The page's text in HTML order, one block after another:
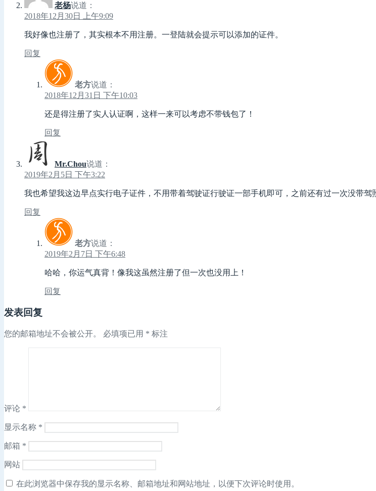
老杨说道：
2018年12月30日 上午9:09
我好像也注册了，其实根本不用注册。一登陆就会提示可以添加的证件。
回复
老方说道：
2018年12月31日 下午10:03
还是得注册了实人认证啊，这样一来可以考虑不带钱包了！
回复
Mr.Chou说道：
2019年2月5日 下午3:22
我也希望我这边早点实行电子证件，不用带着驾驶证行驶证一部手机即可，之前还有过一次没带
回复
老方说道：
2019年2月7日 下午6:48
哈哈，你运气真背！像我这虽然注册了但一次也没用上！
回复
发表回复
您的邮箱地址不会被公开。 必填项已用 * 标注
评论 *
显示名称 *
邮箱 *
网站
在此浏览器中保存我的显示名称、邮箱地址和网站地址，以便下次评论时使用。